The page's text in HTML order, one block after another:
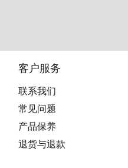
客户服务
联系我们
常见问题
产品保养
退货与退款